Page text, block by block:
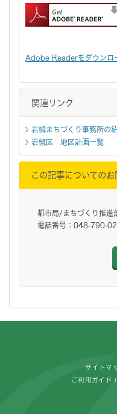
Adobe Readerをダウンロ
関連リンク
岩槻まちづくり事務所の
岩槻区 地区計画一覧
この記事についての
都市局/まちづくり推
電話番号：048-790-
サイトマ
ご利用ガイド